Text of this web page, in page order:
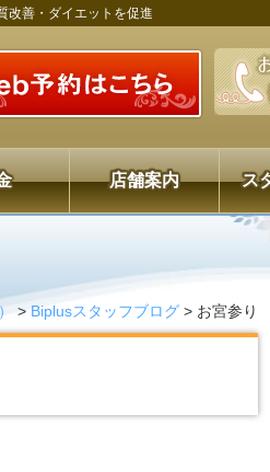
改善・ダイエットを促進
店舗案内 ス
> Biplusスタッフブログ > お宮参り